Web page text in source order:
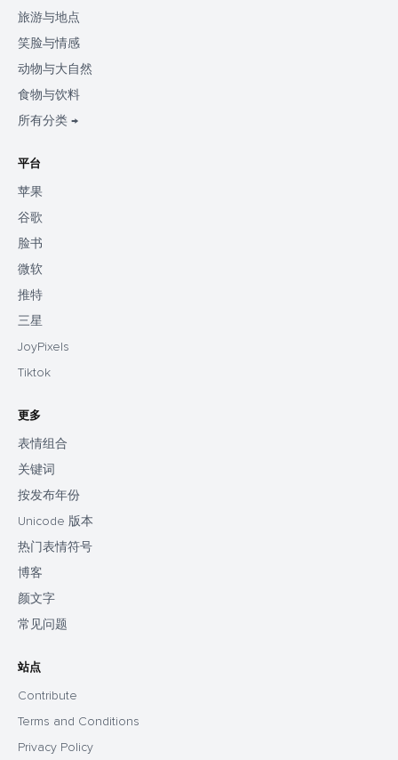
旅游与地点
笑脸与情感
动物与大自然
食物与饮料
所有分类 →
平台
苹果
谷歌
脸书
微软
推特
三星
JoyPixels
Tiktok
更多
表情组合
关键词
按发布年份
Unicode 版本
热门表情符号
博客
颜文字
常见问题
站点
Contribute
Terms and Conditions
Privacy Policy